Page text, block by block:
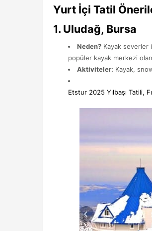
Yurt İçi Tatil
1. Uludağ, Bursa
Neden? Kayak severler
popüler kayak merkezi
Aktiviteler: Kayak,
Etstur 2025 Yılbaşı Tatili,